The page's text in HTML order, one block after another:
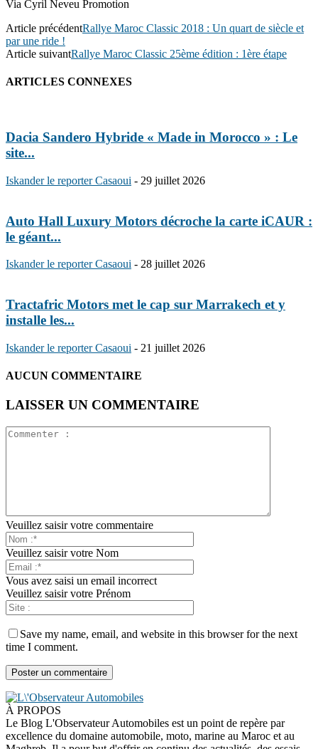
Via Cyril Neveu Promotion
Article précédentRallye Maroc Classic 2018 : Un quart de siècle et
par une ride !
Article suivantRallye Maroc Classic 25ème édition : 1ère étape
ARTICLES CONNEXES
Dacia Sandero Hybride « Made in Morocco » : Le
site...
Iskander le reporter Casaoui - 29 juillet 2026
Auto Hall Luxury Motors décroche la carte iCAUR :
le géant...
Iskander le reporter Casaoui - 28 juillet 2026
Tractafric Motors met le cap sur Marrakech et y
installe les...
Iskander le reporter Casaoui - 21 juillet 2026
AUCUN COMMENTAIRE
LAISSER UN COMMENTAIRE
Veuillez saisir votre commentaire
Veuillez saisir votre Nom
Vous avez saisi un email incorrect
Veuillez saisir votre Prénom
Save my name, email, and website in this browser for the next
time I comment.
À PROPOS
Le Blog L'Observateur Automobiles est un point de repère par
excellence du domaine automobile, moto, marine au Maroc et au